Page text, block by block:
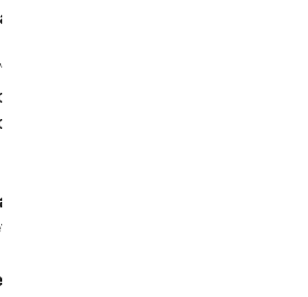
do Utilizador.
Agree”) ou ao indicar
de qualquer outra
os termos e condições do
os termos e condições do
transferir, instalar ou utilizar
aceder aos mesmos e (ii)
Fornecedor ou a nossa